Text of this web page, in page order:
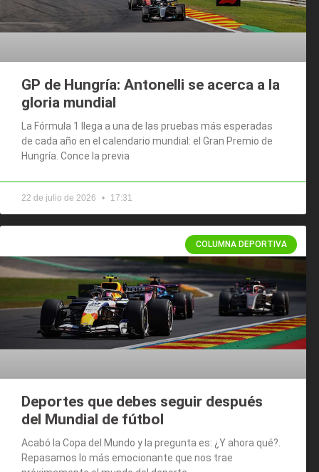
GP de Hungría: Antonelli se acerca a la
gloria mundial
La Fórmula 1 llega a una de las pruebas más esperadas
de cada año en el calendario mundial: el Gran Premio de
Hungría. Conce la previa
22 de julio de 2026 17:31
COLUMNA DEPORTIVA
Deportes que debes seguir después
del Mundial de fútbol
Acabó la Copa del Mundo y la pregunta es: ¿Y ahora qué?.
Repasamos lo más emocionante que nos trae